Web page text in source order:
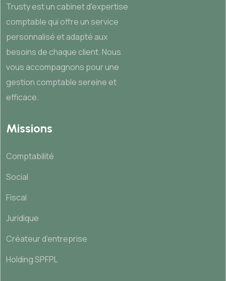
Trusty est un cabinet d'expertise
comptable qui offre un service
personnalisé et adapté aux
besoins de chaque client. Nous
vous accompagnons pour une
gestion comptable sereine et
efficace.
Missions
Comptabilité
Social
Fiscal
Juridique
Créateur d’entreprise
Holding SPFPL